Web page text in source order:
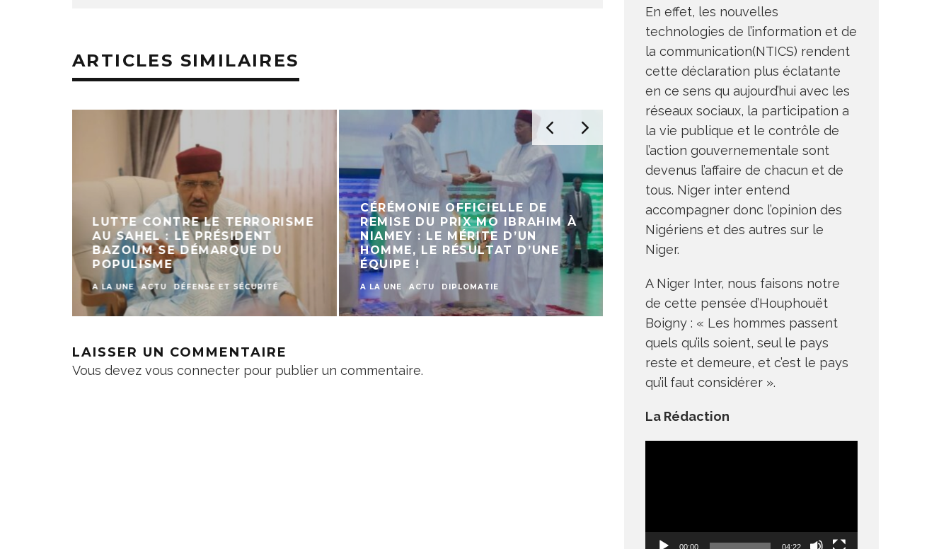
ARTICLES SIMILAIRES
INTERVIEW : MOHAMED
ZEIDANE DRESSE LE BILAN DE
L’AN 2 DU PRÉSIDENT BAZOUM
DANS LE SECTEUR DE
L’ÉDUCATION
A LA UNE ACTU EDUCATION
À MATAMÈYE ET À MAGARIA :
LE CHEF DE L’ÉTAT AU PLUS
PRÈS DE LA POPULATION
ACTU
LAISSER UN COMMENTAIRE
Vous devez vous connecter pour publier un commentaire.
En effet, les nouvelles
technologies de l’information et de
la communication(NTICS) rendent
cette déclaration plus éclatante
en ce sens qu aujourd’hui avec les
réseaux sociaux, la participation a
la vie publique et le contrôle de
l’action gouvernementale sont
devenus l’affaire de chacun et de
tous. Niger inter entend
accompagner donc l’opinion des
Nigériens et des autres sur le
Niger.
A Niger Inter, nous faisons notre
de cette pensée d’Houphouët
Boigny : « Les hommes passent
quels qu’ils soient, seul le pays
reste et demeure, et c’est le pays
qu’il faut considérer ».
La Rédaction
00:00 04:22